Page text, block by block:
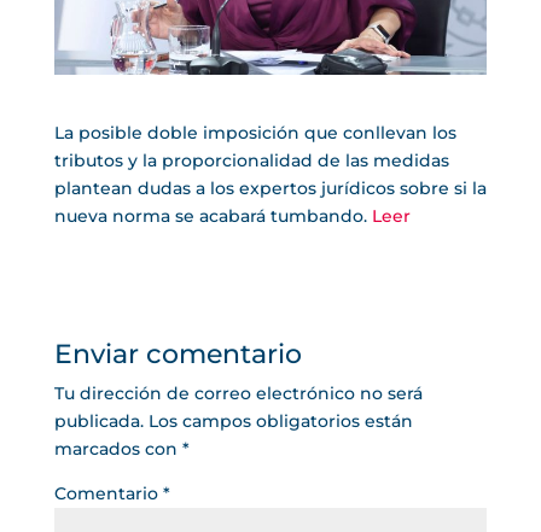
La posible doble imposición que conllevan los
tributos y la proporcionalidad de las medidas
plantean dudas a los expertos jurídicos sobre si la
nueva norma se acabará tumbando. Leer
Enviar comentario
Tu dirección de correo electrónico no será
publicada. Los campos obligatorios están
marcados con *
Comentario *